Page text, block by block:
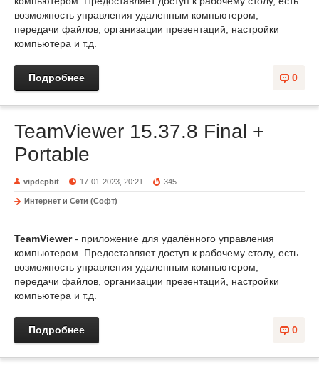
возможность управления удаленным компьютером,
передачи файлов, организации презентаций, настройки
компьютера и т.д.
0
Подробнее
TeamViewer 15.37.8 Final +
Portable
vipdepbit 17-01-2023, 20:21 345
Интернет и Сети (Софт)
TeamViewer- приложение для удалённого управления
компьютером. Предоставляет доступ к рабочему столу, есть
возможность управления удаленным компьютером,
передачи файлов, организации презентаций, настройки
компьютера и т.д.
0
Подробнее